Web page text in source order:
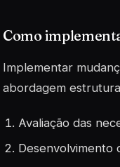
Como
Implementar
abordagem
Avaliação das
Desenvolvimento